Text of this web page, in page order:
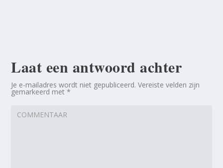
Laat een antwoord achter
Je e-mailadres wordt niet gepubliceerd. Vereiste velden zijn
gemarkeerd met*